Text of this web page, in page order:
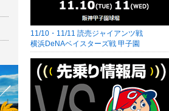
11/10・11/11 読売ジャイアンツ戦
横浜DeNAベイスターズ戦 甲子園